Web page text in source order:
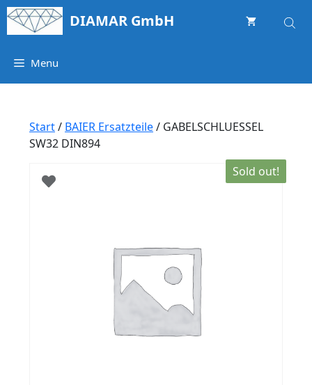
Springe
zum
DIAMAR GmbH
Menu
Start/ BAIER Ersatzteile/ GABELSCHLUESSEL
SW32 DIN894
Sold out!